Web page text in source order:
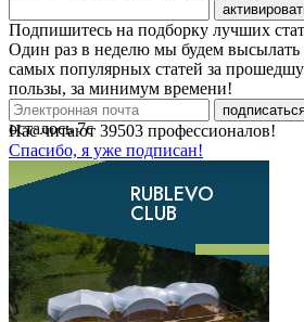
Подпишитесь на подборку лучших
Один раз в неделю мы будем высылать
самых популярных статей за
пользы, за минимум времени!
Нас читают 39503 профессионалов!
Спасибо, я уже подписан!
осталось7с